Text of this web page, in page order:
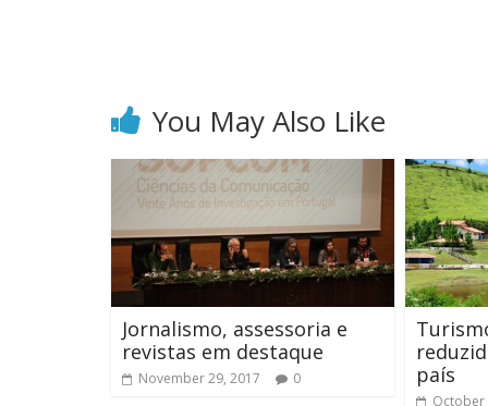
You May Also Like
Jornalismo, assessoria e
revistas em destaque
November 29, 2017 0
país
October